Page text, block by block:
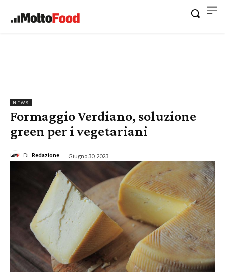
NEWS
Formaggio Verdiano, soluzione
green per i vegetariani
Di Redazione Giugno 30, 2023